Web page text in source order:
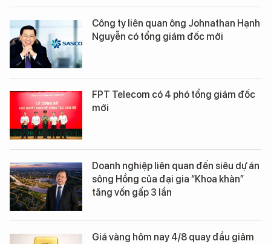
Công ty liên quan ông Johnathan Hạnh
Nguyễn có tổng giám đốc mới
FPT Telecom có 4 phó tổng giám đốc
mới
Doanh nghiệp liên quan đến siêu dự án
sông Hồng của đại gia “Khoa khàn”
tăng vốn gấp 3 lần
Giá vàng hôm nay 4/8 quay đầu giảm